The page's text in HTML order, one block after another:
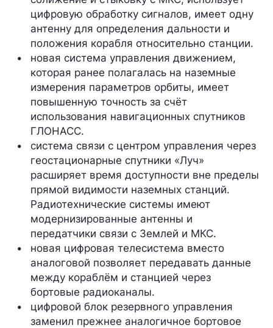
цифровую обработку сигналов, имеет одну
антенну для определения дальности и
положения корабля относительно станции.
новая система управления движением,
которая ранее полагалась на наземные
измерения параметров орбиты, имеет
повышенную точность за счёт
использования навигационных спутников
ГЛОНАСС.
система связи с центром управления через
геостационарные спутники «Луч»
расширяет время доступности вне пределы
прямой видимости наземных станций.
Радиотехнические системы имеют
модернизированные антенны и
передатчики связи с Землей и МКС.
новая цифровая телесистема вместо
аналоговой позволяет передавать данные
между кораблём и станцией через
бортовые радиоканалы.
цифровой блок резервного управления
заменил прежнее аналогичное бортовое